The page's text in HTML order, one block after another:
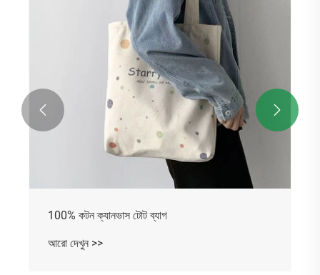
100% কটন ক্যানভাস টোট ব্যাগ
আরো দেখুন >>
 